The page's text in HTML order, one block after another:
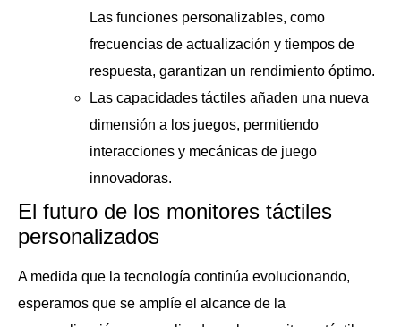
Las funciones personalizables, como
frecuencias de actualización y tiempos de
respuesta, garantizan un rendimiento óptimo.
Las capacidades táctiles añaden una nueva
dimensión a los juegos, permitiendo
interacciones y mecánicas de juego
innovadoras.
El futuro de los monitores táctiles
personalizados
A medida que la tecnología continúa evolucionando,
esperamos que se amplíe el alcance de la